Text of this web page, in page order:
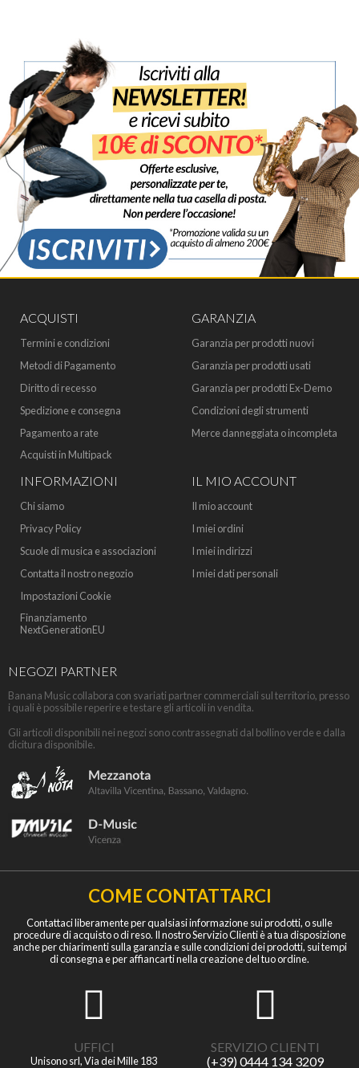
ACQUISTI
Termini e condizioni
Metodi di Pagamento
Diritto di recesso
Spedizione e consegna
Pagamento a rate
Acquisti in Multipack
GARANZIA
Garanzia per prodotti nuovi
Garanzia per prodotti usati
Garanzia per prodotti Ex-Demo
Condizioni degli strumenti
Merce danneggiata o incompleta
INFORMAZIONI
Chi siamo
Privacy Policy
Scuole di musica e associazioni
Contatta il nostro negozio
Impostazioni Cookie
Finanziamento
NextGenerationEU
IL MIO ACCOUNT
Il mio account
I miei ordini
I miei indirizzi
I miei dati personali
NEGOZI PARTNER
Banana Music collabora con svariati partner commerciali sul territorio, presso
i quali è possibile reperire e testare gli articoli in vendita.
Gli articoli disponibili nei negozi sono contrassegnati dal bollino verde e dalla
dicitura disponibile.
COME CONTATTARCI
Contattaci liberamente per qualsiasi informazione sui prodotti, o sulle
procedure di acquisto o di reso. Il nostro Servizio Clienti è a tua disposizione
anche per chiarimenti sulla garanzia e sulle condizioni dei prodotti, sui tempi
di consegna e per affiancarti nella creazione del tuo ordine.
UFFICI
Unisono srl, Via dei Mille 183
SERVIZIO CLIENTI
(+39) 0444 134 3209